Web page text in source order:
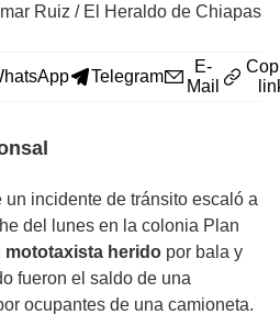
Ruiz / El Heraldo de Chiapas
Telegram
E-
Mail
incidente de tránsito escaló a
del lunes en la colonia Plan
mototaxista herido por bala y
fueron el saldo de una
ocupantes de una camioneta.